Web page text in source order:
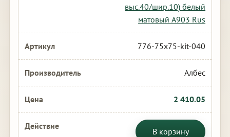
выс.40/шир.10) белый
матовый А903 Rus
776-75x75-kit-040
Албес
2 410.05
В корзину